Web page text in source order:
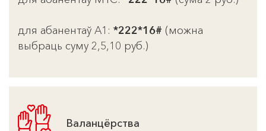
для абанентаў А1: *222*16# (можна
выбраць суму 2,5,10 руб.)
Валанцёрства